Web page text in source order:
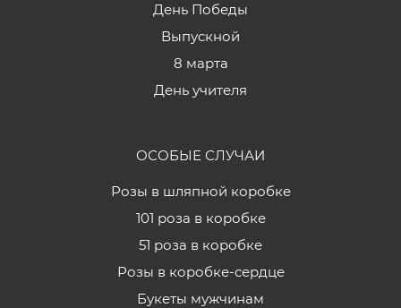
День Победы
Выпускной
8 марта
День учителя
ОСОБЫЕ СЛУЧАИ
Розы в шляпной коробке
101 роза в коробке
51 роза в коробке
Розы в коробке-сердце
Букеты мужчинам